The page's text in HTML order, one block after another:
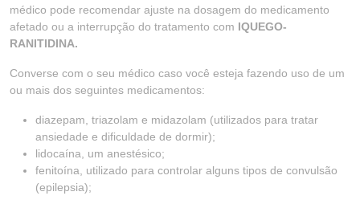
médico pode recomendar ajuste na dosagem do medicamento
afetado ou a interrupção do tratamento com IQUEGO-
RANITIDINA.
Converse com o seu médico caso você esteja fazendo uso de um
ou mais dos seguintes medicamentos:
diazepam, triazolam e midazolam (utilizados para tratar
ansiedade e dificuldade de dormir);
lidocaína, um anestésico;
fenitoína, utilizado para controlar alguns tipos de convulsão
(epilepsia);